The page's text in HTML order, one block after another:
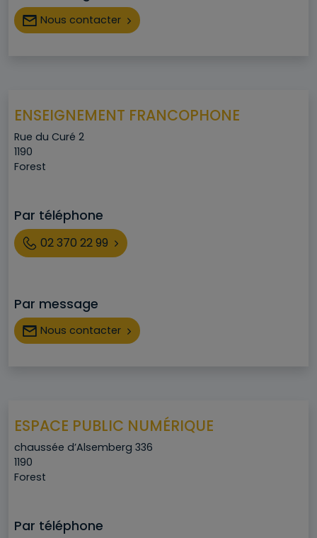
Nous contacter
ENSEIGNEMENT FRANCOPHONE
Adresse
Rue du Curé 2
Code postal
1190
Ville
Forest
Par téléphone
Téléphone02 370 22 99
Par message
Nous contacter
ESPACE PUBLIC NUMÉRIQUE
Adresse
chaussée d’Alsemberg 336
Code postal
1190
Ville
Forest
Par téléphone